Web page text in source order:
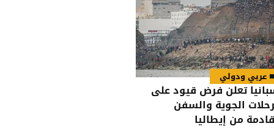
عربي ودولي
تعلن فرض قيود على
الجوية والسفن
من إيطاليا